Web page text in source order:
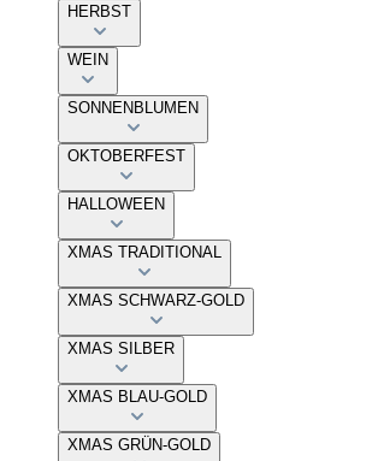
HERBST
WEIN
SONNENBLUMEN
OKTOBERFEST
HALLOWEEN
XMAS TRADITIONAL
XMAS SCHWARZ-GOLD
XMAS SILBER
XMAS BLAU-GOLD
XMAS GRÜN-GOLD